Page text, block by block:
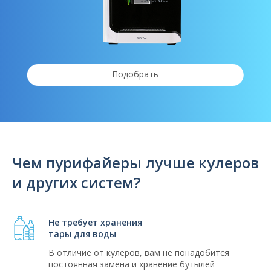
Подобрать
Чем пурифайеры лучше кулеров
и других систем?
Не требует хранения
тары для воды
В отличие от кулеров, вам не понадобится
постоянная замена и хранение бутылей